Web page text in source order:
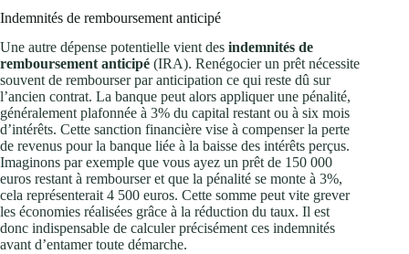
Indemnités de remboursement anticipé
Une autre dépense potentielle vient des indemnités de
remboursement anticipé (IRA). Renégocier un prêt nécessite
souvent de rembourser par anticipation ce qui reste dû sur
l’ancien contrat. La banque peut alors appliquer une pénalité,
généralement plafonnée à 3% du capital restant ou à six mois
d’intérêts. Cette sanction financière vise à compenser la perte
de revenus pour la banque liée à la baisse des intérêts perçus.
Imaginons par exemple que vous ayez un prêt de 150 000
euros restant à rembourser et que la pénalité se monte à 3%,
cela représenterait 4 500 euros. Cette somme peut vite grever
les économies réalisées grâce à la réduction du taux. Il est
donc indispensable de calculer précisément ces indemnités
avant d’entamer toute démarche.